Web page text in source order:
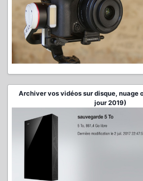
Archiver vos vidéos sur disque, nuage
jour 2019)